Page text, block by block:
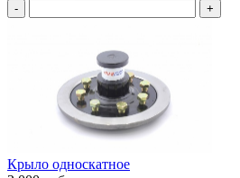
-
+
Крыло односкатное